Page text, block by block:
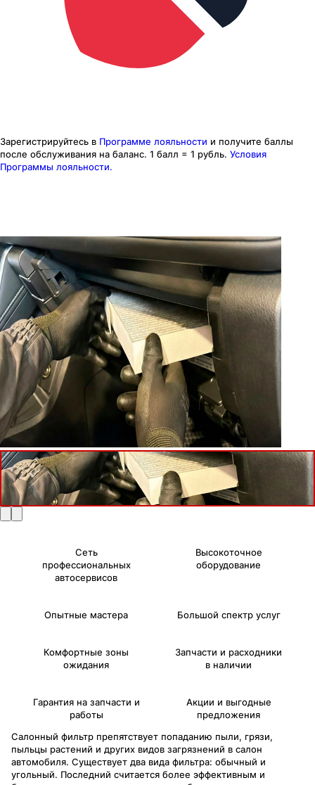
Зарегистрируйтесь в Программе лояльности и получите баллы
после обслуживания на баланс. 1 балл = 1 рубль. Условия
Программы лояльности.
Сеть
профессиональных
автосервисов
Высокоточное
оборудование
Опытные мастера Большой спектр услуг
Комфортные зоны
ожидания
Запчасти и расходники
в наличии
Гарантия на запчасти и
работы
Акции и выгодные
предложения
Салонный фильтр препятствует попаданию пыли, грязи,
пыльцы растений и других видов загрязнений в салон
автомобиля. Существует два вида фильтра: обычный и
угольный. Последний считается более эффективным и